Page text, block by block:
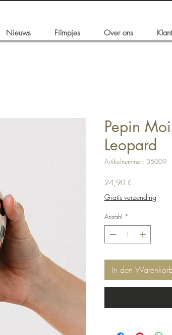
Nieuws Filmpjes Over ons
Pepin
Leopard
Artikelnummer: 35009
24,90 €Preis
Gratis verzending
Anzahl *
In den